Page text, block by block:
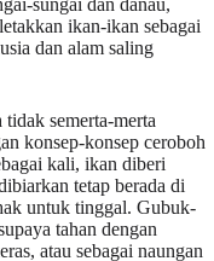
ikan-ikan sebagai
dan alam saling
semerta-merta
konsep-konsep ceroboh
kali, ikan diberi
tetap berada di
untuk tinggal. Gubuk-
tahan dengan
atau sebagai naungan